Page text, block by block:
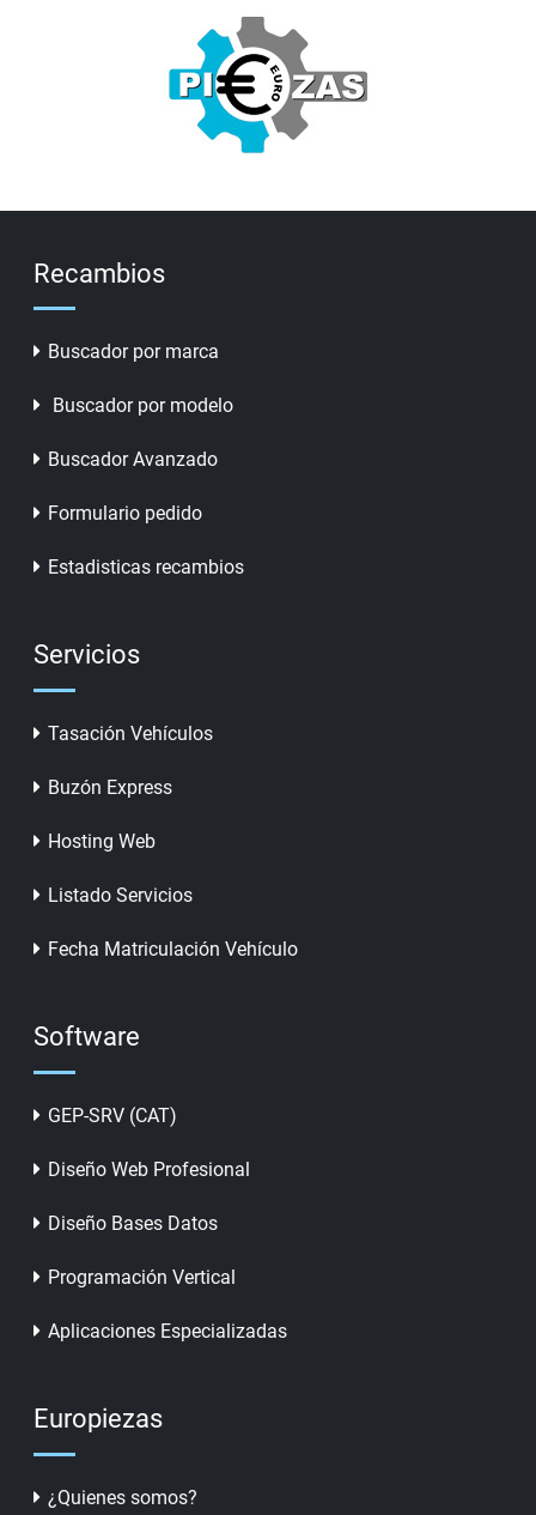
Recambios
Buscador por marca
Buscador por modelo
Buscador Avanzado
Formulario pedido
Estadisticas recambios
Servicios
Tasación Vehículos
Buzón Express
Hosting Web
Listado Servicios
Fecha Matriculación Vehículo
Software
GEP-SRV (CAT)
Diseño Web Profesional
Diseño Bases Datos
Programación Vertical
Aplicaciones Especializadas
Europiezas
¿Quienes somos?